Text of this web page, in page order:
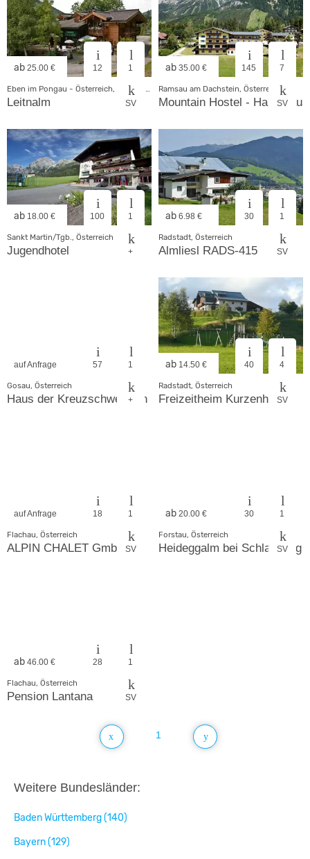
ab 25.00 € 12 1
SV
Leitnalm
ab 35.00 € 145 7
SV
Ramsau am Dachstein, Österreich
Mountain Hostel - Haupthaus
ab 18.00 € 100 1
+
Sankt Martin/Tgb., Österreich
Jugendhotel
ab 6.98 € 30 1
SV
Radstadt, Österreich
Almliesl RADS-415
auf Anfrage 57 1
+
Gosau, Österreich
Haus der Kreuzschwestern
ab 14.50 € 40 4
SV
Radstadt, Österreich
Freizeitheim Kurzenhof
auf Anfrage 18 1
SV
Flachau, Österreich
ALPIN CHALET GmbH
ab 20.00 € 30 1
SV
Forstau, Österreich
Heideggalm bei Schladming
ab 46.00 € 28 1
SV
Flachau, Österreich
Pension Lantana
1
Weitere Bundesländer:
Baden Württemberg (140)
Bayern (129)